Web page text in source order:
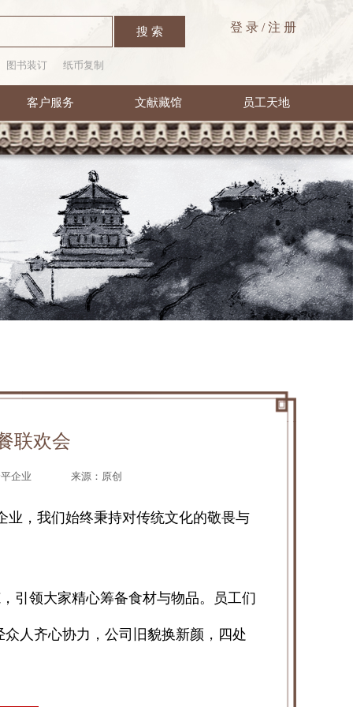
搜 索
图书装订 纸币复制
登 录 /注 册
客户服务 文献藏馆 员工天地
联欢会
企业 来源：原创
业，我们始终秉持对传统文化的敬畏与
引领大家精心筹备食材与物品。员工们
人齐心协力，公司旧貌换新颜，四处